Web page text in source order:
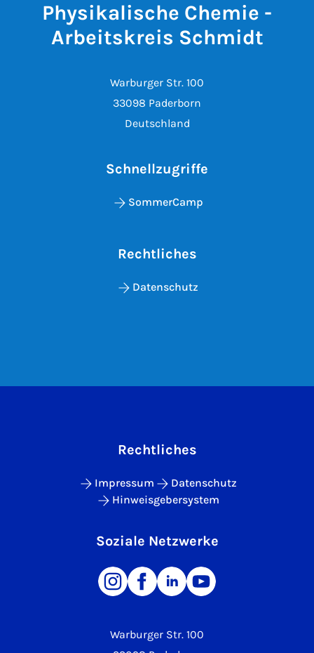
Physikalische Chemie -
Arbeitskreis Schmidt
Warburger Str. 100
33098 Paderborn
Deutschland
Schnellzugriffe
SommerCamp
Rechtliches
Datenschutz
Warburger Str. 100
Rechtliches
Impressum
Datenschutz
Hinweisgebersystem
Soziale Netzwerke